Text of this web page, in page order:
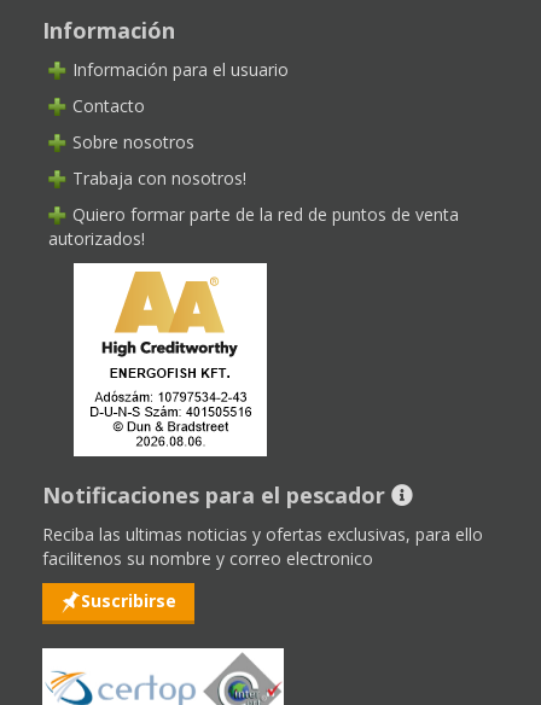
Información
Información para el usuario
Contacto
Sobre nosotros
Trabaja con nosotros!
Quiero formar parte de la red de puntos de venta
autorizados!
Notificaciones para el pescador
Reciba las ultimas noticias y ofertas exclusivas, para ello
facilitenos su nombre y correo electronico
Suscribirse